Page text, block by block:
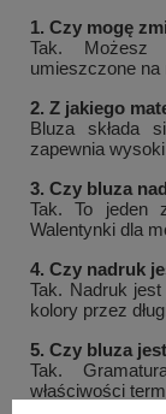
1. Czy mogę
Tak. Możesz
umieszczone na
2. Z jakiego
Bluza składa
zapewnia
3. Czy bluza
Tak. To jeden
Walentynki dla
4. Czy nadruk
Tak. Nadruk
kolory przez
5. Czy bluza
Tak.
właściwości